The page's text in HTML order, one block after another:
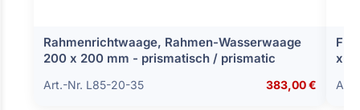
Rahmenrichtwaage, Rahmen-Wasserwaage
200 x 200 mm - prismatisch / prismatic
Art.-Nr. L85-20-35 383,00 €
x